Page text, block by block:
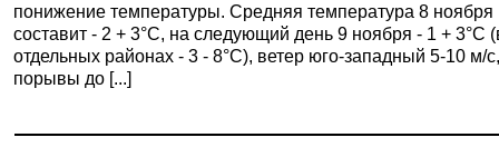
понижение температуры. Средняя температура 8 ноября
составит - 2 + 3°С, на следующий день 9 ноября - 1 + 3°С
отдельных районах - 3 - 8°С), ветер юго-западный 5-10 м/
порывы до [...]